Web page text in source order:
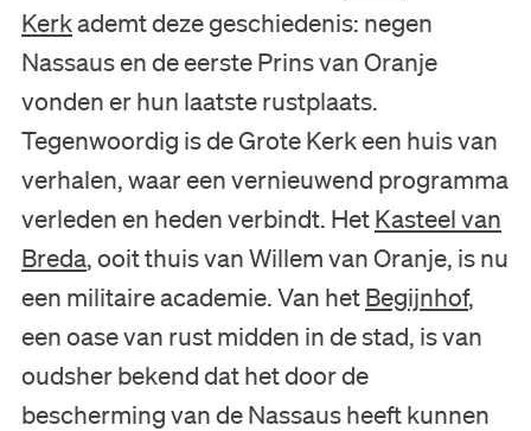
Kerkademt deze geschiedenis: negen
Nassaus en de eerste Prins van Oranje
vonden er hun laatste rustplaats.
Tegenwoordig is de Grote Kerk een huis van
verhalen, waar een vernieuwend programma
verleden en heden verbindt. HetKasteel van
Breda, ooit thuis van Willem van Oranje, is nu
een militaire academie. Van hetBegijnhof,
een oase van rust midden in de stad, is van
oudsher bekend dat het door de
bescherming van de Nassaus heeft kunnen